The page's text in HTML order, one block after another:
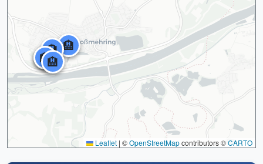
🏨
🏨
🏨
🏨
🏨
Leaflet | ©OpenStreetMapcontributors ©CARTO